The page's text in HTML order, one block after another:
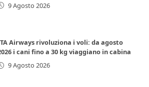
9 Agosto 2026
Airways rivoluziona i voli: da agosto
i cani fino a 30 kg viaggiano in cabina
9 Agosto 2026